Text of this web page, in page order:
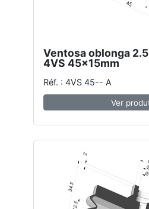
Ventosa oblonga
4VS 45x15mm
Réf. : 4VS 45-- A
Ver